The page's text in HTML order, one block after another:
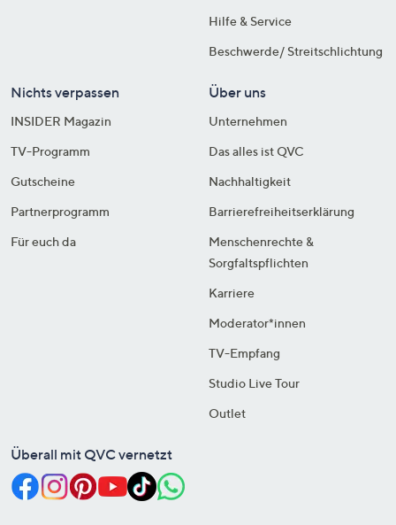
Hilfe & Service
Beschwerde/ Streitschlichtung
Nichts verpassen
INSIDER Magazin
TV-Programm
Gutscheine
Partnerprogramm
Für euch da
Über uns
Unternehmen
Das alles ist QVC
Nachhaltigkeit
Barrierefreiheitserklärung
Menschenrechte &
Sorgfaltspflichten
Karriere
Moderator*innen
TV-Empfang
Studio Live Tour
Outlet
Überall mit QVC vernetzt